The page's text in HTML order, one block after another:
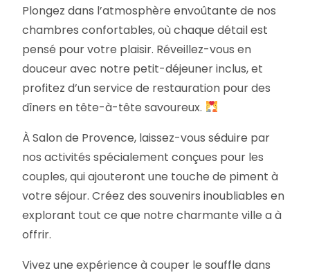
Plongez dans l’atmosphère envoûtante de nos
chambres confortables, où chaque détail est
pensé pour votre plaisir. Réveillez-vous en
douceur avec notre petit-déjeuner inclus, et
profitez d’un service de restauration pour des
dîners en tête-à-tête savoureux.
À Salon de Provence, laissez-vous séduire par
nos activités spécialement conçues pour les
couples, qui ajouteront une touche de piment à
votre séjour. Créez des souvenirs inoubliables en
explorant tout ce que notre charmante ville a à
offrir.
Vivez une expérience à couper le souffle dans